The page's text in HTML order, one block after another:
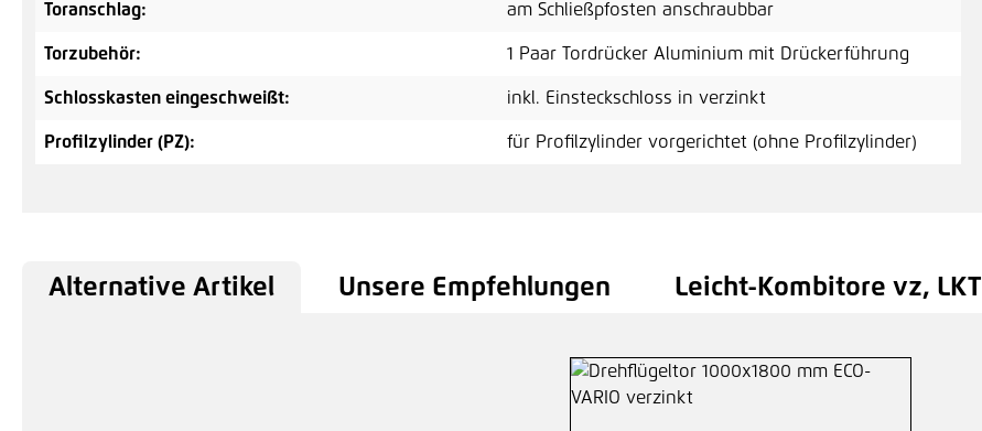
Toranschlag: am Schließpfosten anschraubbar
Torzubehör: 1 Paar Tordrücker Aluminium mit Drückerführung
Schlosskasten eingeschweißt: inkl. Einsteckschloss in verzinkt
Profilzylinder (PZ): für Profilzylinder vorgerichtet (ohne Profilzylinder)
Alternative Artikel Unsere Empfehlungen Leicht-Kombitore vz, LKT